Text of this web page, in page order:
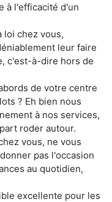
à l'efficacité d'un
loi chez vous,
leur faire
c'est-à-dire hors de
de votre centre
? Eh bien nous
à nos services,
roder autour.
vous, ne vous
pas l'occasion
au quotidien,
excellente pour les